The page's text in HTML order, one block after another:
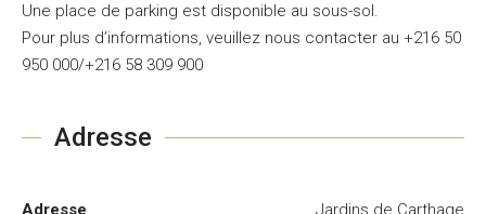
Une place de parking est disponible au sous-sol.
Pour plus d’informations, veuillez nous contacter au +216 50
950 000/+216 58 309 900
Adresse
Adresse Jardins de Carthage